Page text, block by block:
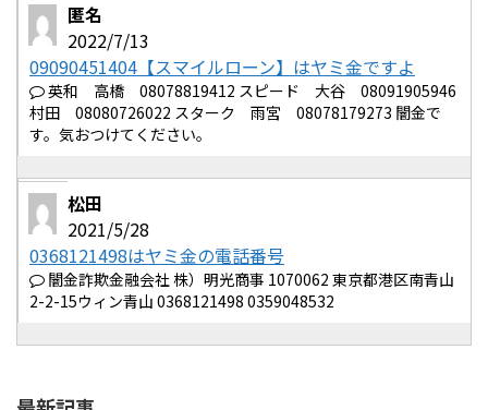
匿名
2022/7/13
09090451404【スマイルローン】はヤミ金ですよ
英和 高橋 08078819412 スピード 大谷 08091905946
村田 08080726022 スターク 雨宮 08078179273 闇金で
す。気おつけてください。
松田
2021/5/28
0368121498はヤミ金の電話番号
闇金詐欺金融会社 株）明光商事 1070062 東京都港区南青山
2-2-15ウィン青山 0368121498 0359048532